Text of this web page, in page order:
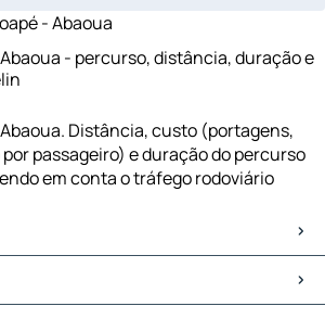
- Abaoua
- percurso, distância, duração e
Distância, custo (portagens,
passageiro) e duração do percurso
em conta o tráfego rodoviário